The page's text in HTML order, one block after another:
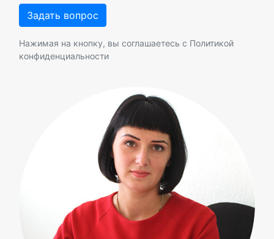
Нажимая на кнопку, вы соглашаетесь с Политикой
конфиденциальности